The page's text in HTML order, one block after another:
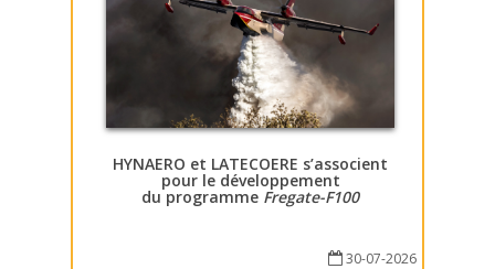
HYNAERO et LATECOERE s’associent
pour le développement
du programme Fregate-F100
30-07-2026